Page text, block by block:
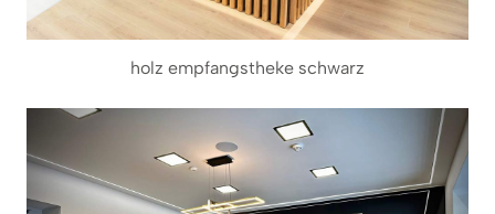
holz empfangstheke schwarz